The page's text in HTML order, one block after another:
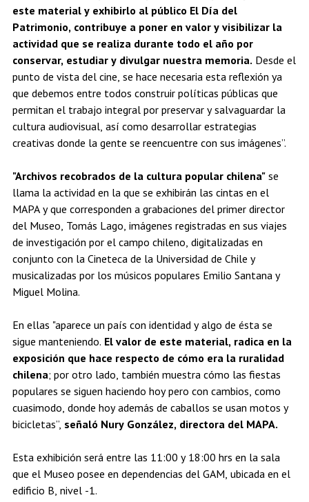
este material y exhibirlo al público El Día del
Patrimonio, contribuye a poner en valor y visibilizar la
actividad que se realiza durante todo el año por
conservar, estudiar y divulgar nuestra memoria. Desde el
punto de vista del cine, se hace necesaria esta reflexión ya
que debemos entre todos construir políticas públicas que
permitan el trabajo integral por preservar y salvaguardar la
cultura audiovisual, así como desarrollar estrategias
creativas donde la gente se reencuentre con sus imágenes”.
"Archivos recobrados de la cultura popular chilena"se
llama la actividad en la que se exhibirán las cintas en el
MAPA y que corresponden a grabaciones del primer director
del Museo, Tomás Lago, imágenes registradas en sus viajes
de investigación por el campo chileno, digitalizadas en
conjunto con la Cineteca de la Universidad de Chile y
musicalizadas por los músicos populares Emilio Santana y
Miguel Molina.
En ellas "aparece un país con identidad y algo de ésta se
sigue manteniendo. El valor de este material, radica en la
exposición que hace respecto de cómo era la ruralidad
chilena; por otro lado, también muestra cómo las fiestas
populares se siguen haciendo hoy pero con cambios, como
cuasimodo, donde hoy además de caballos se usan motos y
bicicletas”, señaló Nury González, directora del MAPA.
Esta exhibición será entre las 11:00 y 18:00 hrs en la sala
que el Museo posee en dependencias del GAM, ubicada en el
edificio B, nivel -1.